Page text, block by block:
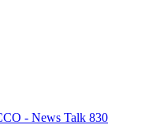
- News Talk 830